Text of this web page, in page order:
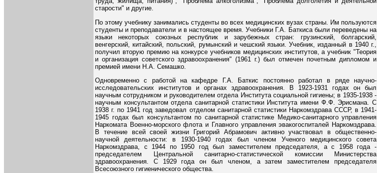
старости" и другие.
По этому учебнику занимались студенты во всех медицинских вузах страны. Им пользуются
студенты и преподаватели и в настоящее время. Учебники Г.А. Баткиса были переведены на
языки некоторых союзных республик и зарубежных стран: грузинский, болгарский,
венгерский, китайский, польский, румынский и чешский языки. Учебник, изданный в 1940 г.,
получил вторую премию на конкурсе учебников медицинских институтов, а учебник "Теория
и организация советского здравоохранения" (1961 г.) был отмечен почетным дипломом и
премией имени Н.А. Семашко.
Одновременно с работой на кафедре Г.А. Баткис постоянно работал в ряде научно-
исследовательских институтов и органах здравоохранения. В 1923-1931 годах он был
научным сотрудником и руководителем отдела Института социальной гигиены; в 1935-1938 -
научным консультантом отдела санитарной статистики Института имени Ф.Ф. Эрисмана. С
1938 г. по 1941 год заведовал отделом санитарной статистики Наркомздрава СССР, в 1941-
1945 годах был консультантом по санитарной статистике Медико-санитарного управления
Наркомата Военно-морского флота и Главного управления эвакогоспиталей Наркомздрава.
В течение всей своей жизни Григорий Абрамович активно участвовал в общественно-
научной деятельности: в 1930-1940 годах был членом Ученого медицинского совета
Наркомздрава, с 1944 по 1950 год был заместителем председателя, а с 1958 года -
председателем Центральной санитарно-статистической комиссии Министерства
здравоохранения. С 1929 года он был членом, а затем заместителем председателя
Всесоюзного гигиенического общества.